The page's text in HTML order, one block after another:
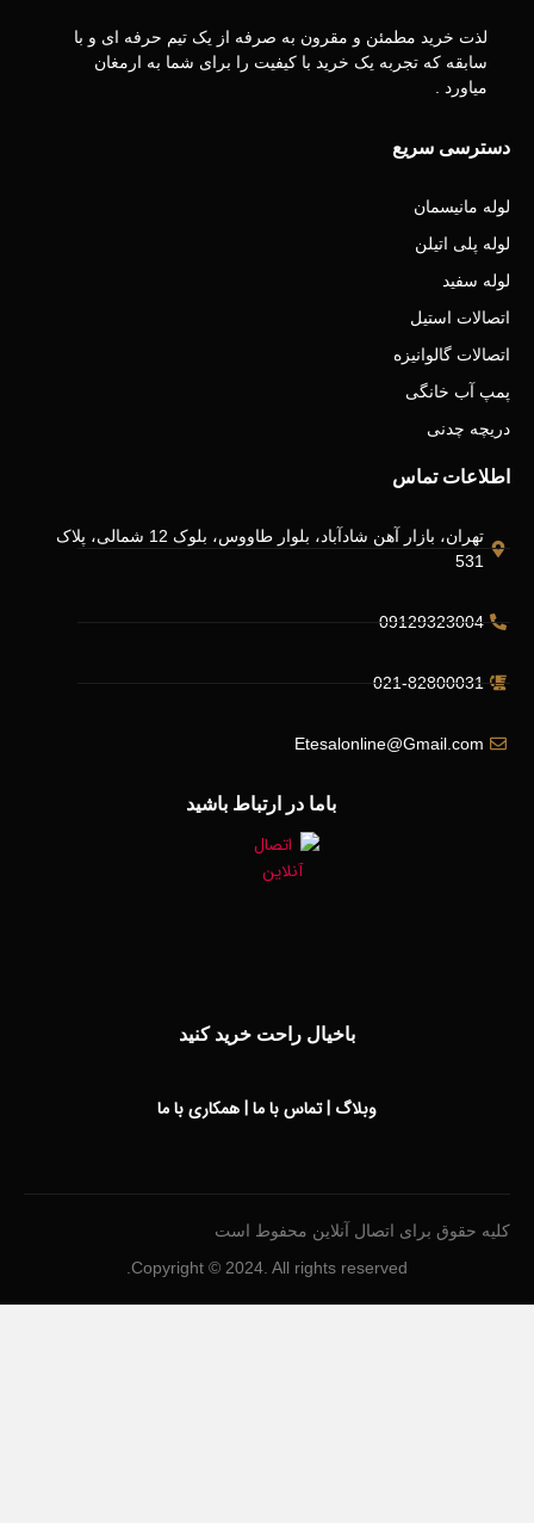
لذت خرید مطمئن و مقرون به صرفه از یک تیم حرفه ای و با
سابقه که تجربه یک خرید با کیفیت را برای شما به ارمغان
میاورد .
دسترسی سریع
لوله مانیسمان
لوله پلی اتیلن
لوله سفید
اتصالات استیل
اتصالات گالوانیزه
پمپ آب خانگی
دریچه چدنی
اطلاعات تماس
تهران، بازار آهن شادآباد، بلوار طاووس، بلوک 12 شمالی، پلاک
531
09129323004
021-82800031
Etesalonline@Gmail.com
باما در ارتباط باشید
باخیال راحت خرید کنید
وبلاگ |تماس با ما|همکاری با ما
کلیه حقوق برای اتصال آنلاین محفوط است
Copyright © 2024. All rights reserved.